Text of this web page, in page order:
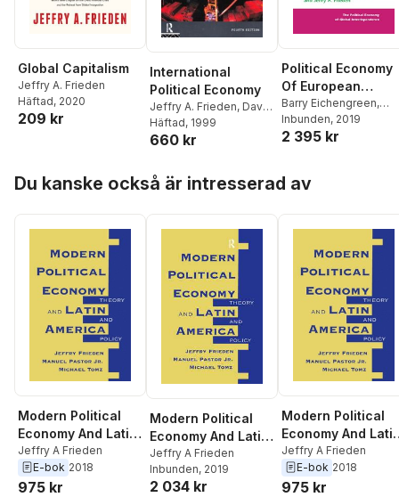
Global Capitalism
Jeffry A. Frieden
Häftad, 2020
209 kr
International
Political Economy
Jeffry A. Frieden, David
A. Lake
Häftad, 1999
660 kr
Political Economy
Of European
Monetary
Unification
Barry Eichengreen,
Jeffry A Frieden
Inbunden, 2019
2 395 kr
Du kanske också är intresserad av
Modern Political
Economy And Latin
America
Jeffry A Frieden
E-bok 2018
975 kr
Modern Political
Economy And Latin
America
Jeffry A Frieden
Inbunden, 2019
2 034 kr
Modern Political
Economy And
America
Jeffry A Frieden
E-bok 2018
975 kr